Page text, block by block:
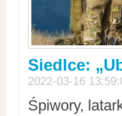
Siedlce:
2022-03-16
Śpiwory,